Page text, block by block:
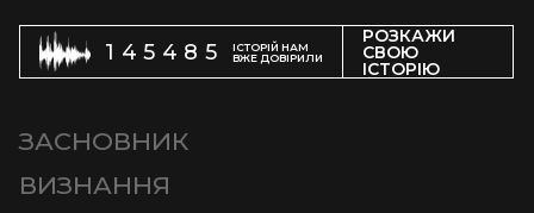
145485
ІСТОРІЙ НАМ
ВЖЕ ДОВІРИЛИ
РОЗКАЖИ
СВОЮ
ІСТОРІЮ
ЗАСНОВНИК
ВИЗНАННЯ